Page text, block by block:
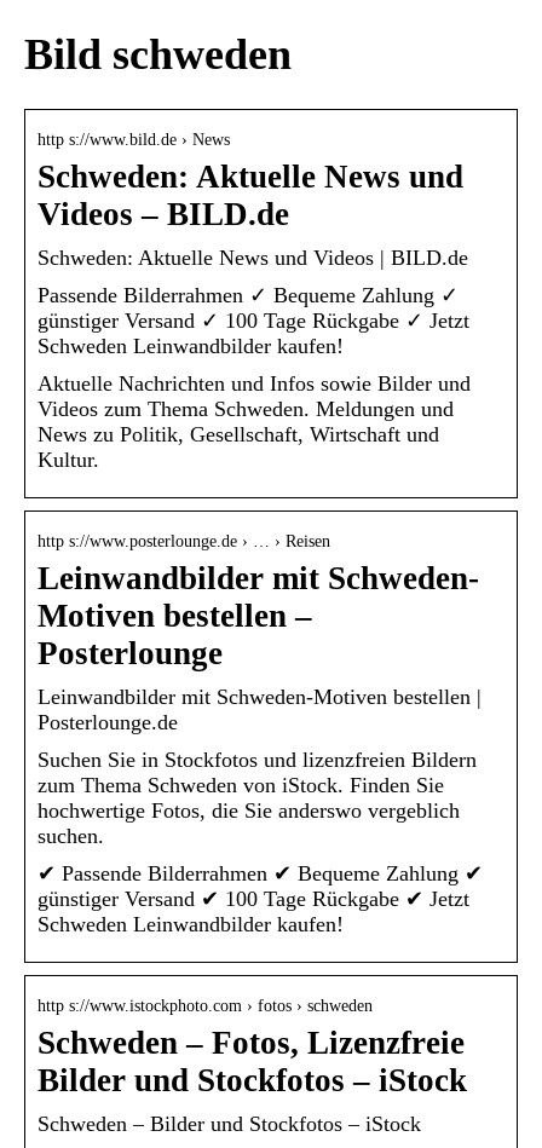
Bild schweden
http s://www.bild.de › News
Schweden: Aktuelle News und
Videos – BILD.de
Schweden: Aktuelle News und Videos | BILD.de
Passende Bilderrahmen ✓ Bequeme Zahlung ✓
günstiger Versand ✓ 100 Tage Rückgabe ✓ Jetzt
Schweden Leinwandbilder kaufen!
Aktuelle Nachrichten und Infos sowie Bilder und
Videos zum Thema Schweden. Meldungen und
News zu Politik, Gesellschaft, Wirtschaft und
Kultur.
http s://www.posterlounge.de › … › Reisen
Leinwandbilder mit Schweden-
Motiven bestellen –
Posterlounge
Leinwandbilder mit Schweden-Motiven bestellen |
Posterlounge.de
Suchen Sie in Stockfotos und lizenzfreien Bildern
zum Thema Schweden von iStock. Finden Sie
hochwertige Fotos, die Sie anderswo vergeblich
suchen.
✔ Passende Bilderrahmen ✔ Bequeme Zahlung ✔
günstiger Versand ✔ 100 Tage Rückgabe ✔ Jetzt
Schweden Leinwandbilder kaufen!
http s://www.istockphoto.com › fotos › schweden
Schweden – Fotos, Lizenzfreie
Bilder und Stockfotos – iStock
Schweden – Bilder und Stockfotos – iStock